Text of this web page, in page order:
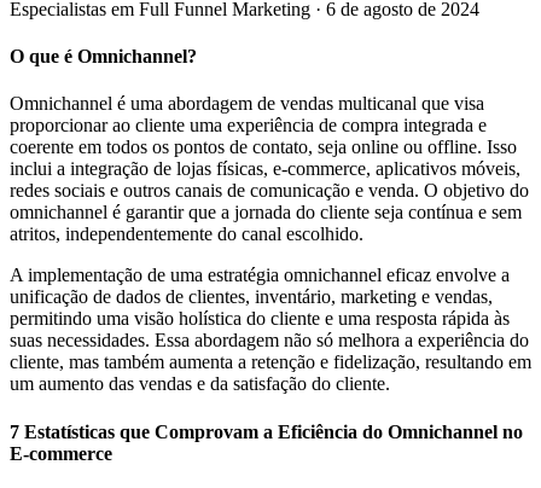
Especialistas em Full Funnel Marketing · 6 de agosto de 2024
O que é Omnichannel?
Omnichannel é uma abordagem de vendas multicanal que visa
proporcionar ao cliente uma experiência de compra integrada e
coerente em todos os pontos de contato, seja online ou offline. Isso
inclui a integração de lojas físicas, e-commerce, aplicativos móveis,
redes sociais e outros canais de comunicação e venda. O objetivo do
omnichannel é garantir que a jornada do cliente seja contínua e sem
atritos, independentemente do canal escolhido.
A implementação de uma estratégia omnichannel eficaz envolve a
unificação de dados de clientes, inventário, marketing e vendas,
permitindo uma visão holística do cliente e uma resposta rápida às
suas necessidades. Essa abordagem não só melhora a experiência do
cliente, mas também aumenta a retenção e fidelização, resultando em
um aumento das vendas e da satisfação do cliente.
7 Estatísticas que Comprovam a Eficiência do Omnichannel no
E-commerce